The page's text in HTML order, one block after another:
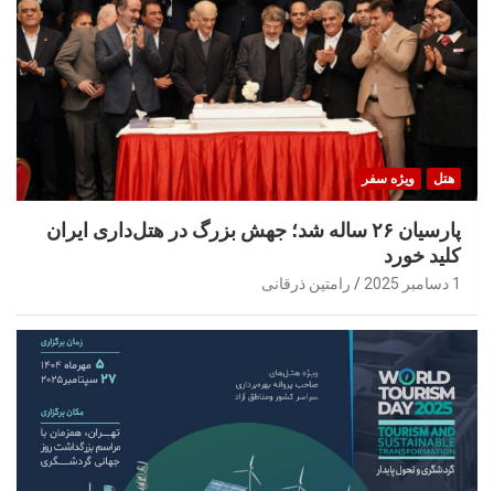
هتل ویژه سفر
پارسیان ۲۶ ساله شد؛ جهش بزرگ در هتل‌داری ایران
کلید خورد
1 دسامبر 2025 رامتین ذرقانی